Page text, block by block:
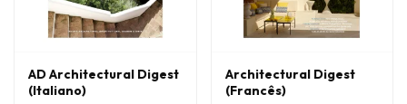
AD Architectural Digest
(Italiano)
Architectural Digest
(Francês)